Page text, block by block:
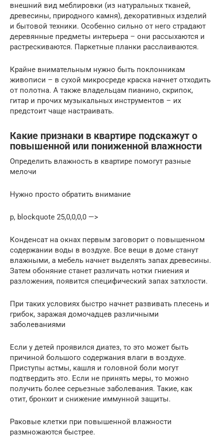
внешний вид меблировки (из натуральных тканей,
древесины, природного камня), декоративных изделий
и бытовой техники. Особенно сильно от него страдают
деревянные предметы интерьера – они рассыхаются и
растрескиваются. Паркетные планки расслаиваются.
Крайне внимательным нужно быть поклонникам
живописи – в сухой микросреде краска начнет отходить
от полотна. А также владельцам пианино, скрипок,
гитар и прочих музыкальных инструментов – их
предстоит чаще настраивать.
Какие признаки в квартире подскажут о
повышенной или пониженной влажности
Определить влажность в квартире помогут разные
мелочи
Нужно просто обратить внимание
p, blockquote 25,0,0,0,0 —>
Конденсат на окнах первым заговорит о повышенном
содержании воды в воздухе. Все вещи в доме станут
влажными, а мебель начнет выделять запах древесины.
Затем обоняние станет различать нотки гниения и
разложения, появится специфический запах затхлости.
При таких условиях быстро начнет развивать плесень и
грибок, заражая домочадцев различными
заболеваниями
Если у детей проявился диатез, то это может быть
причиной большого содержания влаги в воздухе.
Приступы астмы, кашля и головной боли могут
подтвердить это. Если не принять меры, то можно
получить более серьезные заболевания. Такие, как
отит, бронхит и снижение иммунной защиты.
Раковые клетки при повышенной влажности
размножаются быстрее.